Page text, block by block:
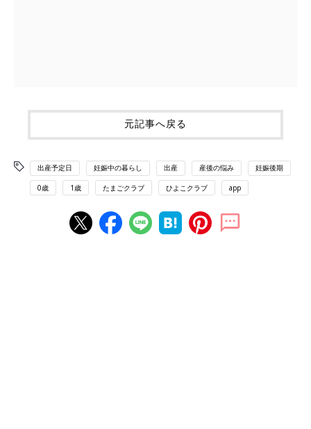
元記事へ戻る
出産予定日 妊娠中の暮らし 出産 産後の悩み 妊娠後期
0歳 1歳 たまごクラブ ひよこクラブ app